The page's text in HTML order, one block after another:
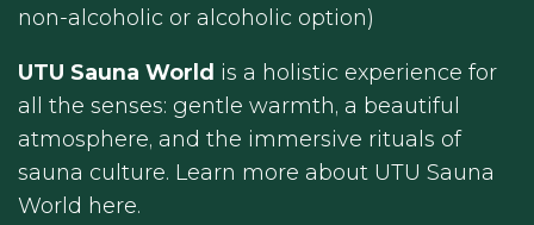
non-alcoholic or alcoholic option)
UTU Sauna World is a holistic experience for
all the senses: gentle warmth, a beautiful
atmosphere, and the immersive rituals of
sauna culture. Learn more about UTU Sauna
World here.